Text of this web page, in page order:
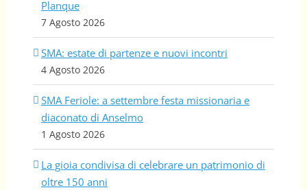
Planque
7 Agosto 2026
SMA: estate di partenze e nuovi incontri
4 Agosto 2026
SMA Feriole: a settembre festa missionaria e
diaconato di Anselmo
1 Agosto 2026
La gioia condivisa di celebrare un patrimonio di
oltre 150 anni